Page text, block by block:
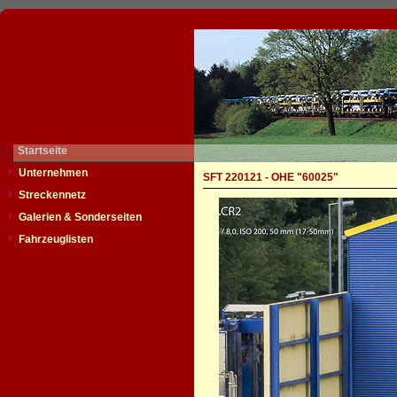
Startseite
Unternehmen
Streckennetz
Galerien & Sonderseiten
Fahrzeuglisten
SFT 220121 - OHE "60025"